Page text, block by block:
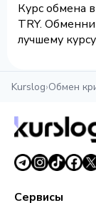
Курс обмена
TRY.
лучшему
Kurslog›Обмен
Сервисы